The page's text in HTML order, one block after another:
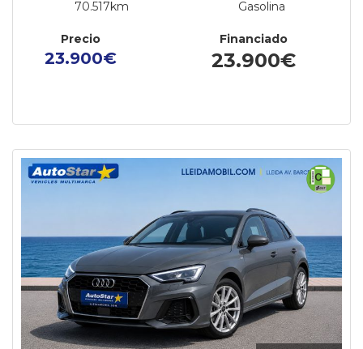
70.517km Gasolina
Precio
23.900€
Financiado
23.900€